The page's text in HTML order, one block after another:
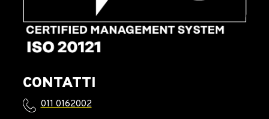
CONTATTI
011 0162002